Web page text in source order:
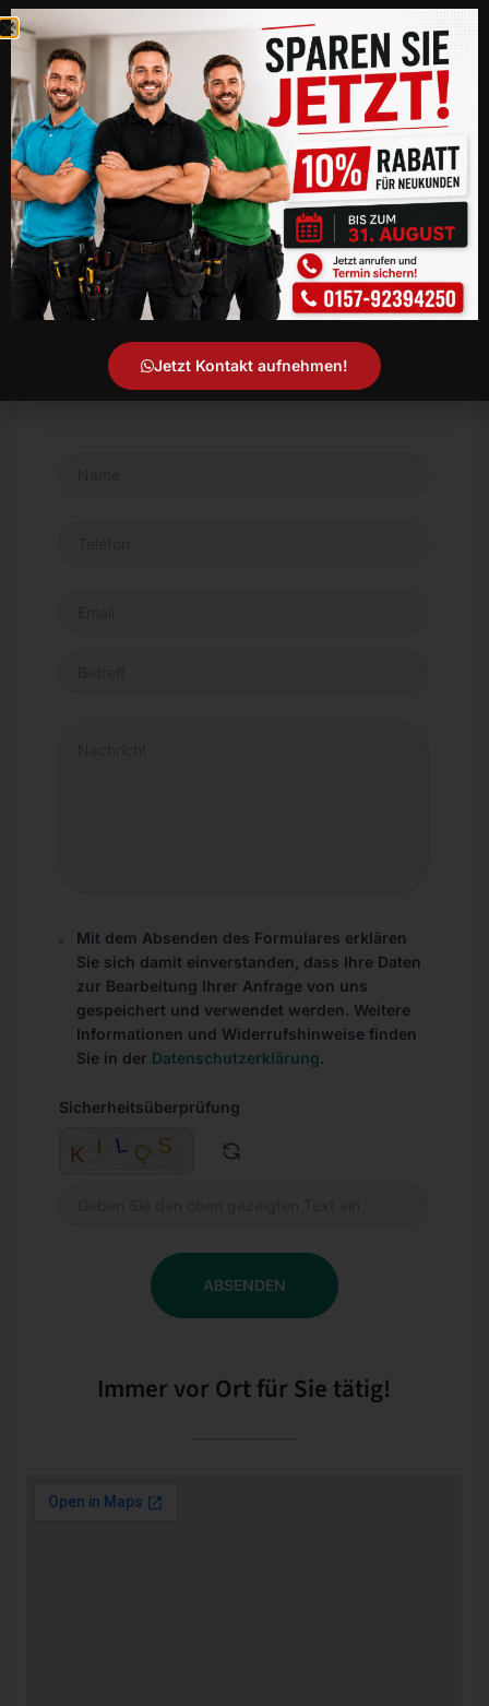
Telefon
071134205793
E-Mail Adresse
info@kornwestheim-taubenabwehrprofis.de
Kontaktformular
Mit dem Absenden des Formulares erklären
Sie sich damit einverstanden, dass Ihre Daten
zur Bearbeitung Ihrer Anfrage von uns
gespeichert und verwendet werden. Weitere
Informationen und Widerrufshinweise finden
Sie in der Datenschutzerklärung.
Sicherheitsüberprüfung
ABSENDEN
Immer vor Ort für Sie tätig!​
Jetzt Kontakt aufnehmen!